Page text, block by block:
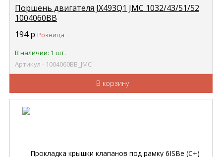
Поршень двигателя JX493Q1 JMC 1032/43/51/52
1004060BB
194р Розница
В наличии: 1 шт.
Артикул - 1004060BB_JMC
В корзину